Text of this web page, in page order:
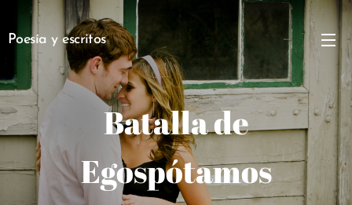
Poesía y escritos
Batalla de
Egospótamos